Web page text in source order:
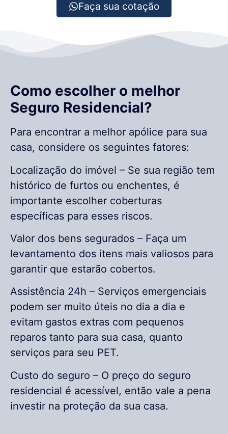
Faça sua cotação
Como escolher o melhor
Seguro Residencial?
Para encontrar a melhor apólice para sua
casa, considere os seguintes fatores:
Localização do imóvel – Se sua região tem
histórico de furtos ou enchentes, é
importante escolher coberturas
específicas para esses riscos.
Valor dos bens segurados – Faça um
levantamento dos itens mais valiosos para
garantir que estarão cobertos.
Assistência 24h – Serviços emergenciais
podem ser muito úteis no dia a dia e
evitam gastos extras com pequenos
reparos tanto para sua casa, quanto
serviços para seu PET.
Custo do seguro – O preço do seguro
residencial é acessível, então vale a pena
investir na proteção da sua casa.